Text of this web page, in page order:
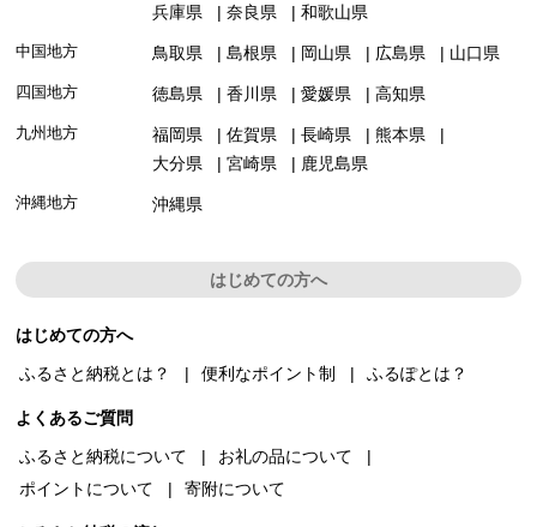
兵庫県
奈良県 和歌山県
中国地方 鳥取県 島根県 岡山県 広島県 山口県
四国地方 徳島県 香川県 愛媛県 高知県
九州地方 福岡県 佐賀県 長崎県
熊本県
大分県
宮崎県 鹿児島県
沖縄地方 沖縄県
はじめての方へ
はじめての方へ
ふるさと納税とは？
便利なポイント制 ふるぽとは？
よくあるご質問
ふるさと納税について
お礼の品について
ポイントについて
寄附について